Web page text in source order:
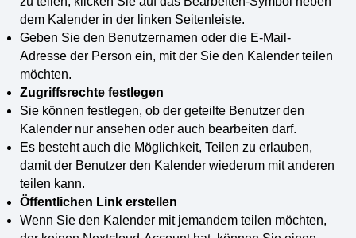
dem Kalender in der linken Seitenleiste.
Geben Sie den Benutzernamen oder die E-Mail-
Adresse der Person ein, mit der Sie den Kalender teilen
möchten.
Zugriffsrechte festlegen
Sie können festlegen, ob der geteilte Benutzer den
Kalender nur ansehen oder auch bearbeiten darf.
Es besteht auch die Möglichkeit, Teilen zu erlauben,
damit der Benutzer den Kalender wiederum mit anderen
teilen kann.
Öffentlichen Link erstellen
Wenn Sie den Kalender mit jemandem teilen möchten,